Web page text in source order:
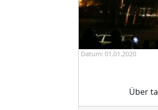
Datum: 01.01.2020
Über